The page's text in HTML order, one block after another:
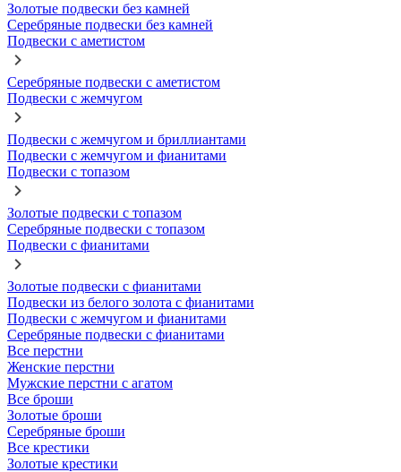
Золотые подвески без камней
Серебряные подвески без камней
Подвески с аметистом
Серебряные подвески с аметистом
Подвески с жемчугом
Подвески с жемчугом и бриллиантами
Подвески с жемчугом и фианитами
Подвески с топазом
Золотые подвески с топазом
Серебряные подвески с топазом
Подвески с фианитами
Золотые подвески с фианитами
Подвески из белого золота с фианитами
Подвески с жемчугом и фианитами
Серебряные подвески с фианитами
Все перстни
Женские перстни
Мужские перстни с агатом
Все броши
Золотые броши
Серебряные броши
Все крестики
Золотые крестики